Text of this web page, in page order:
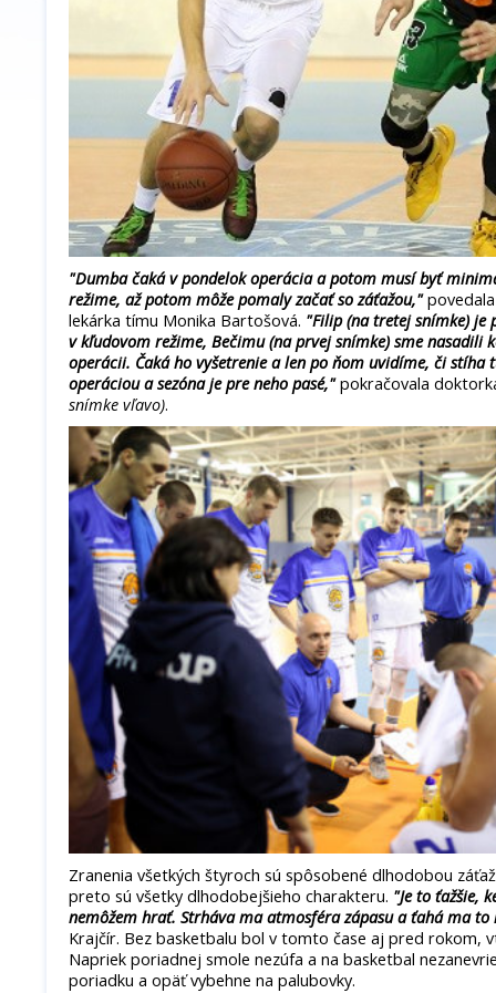
"Dumba čaká v pondelok operácia a potom musí byť
režime, až potom môže pomaly začať so záťažou,"
lekárka tímu Monika Bartošová. "Filip (na tretej snímke) je
v kľudovom režime, Bečimu (na prvej snímke) sme nasadili
operácii. Čaká ho vyšetrenie a len po ňom uvidíme, či stíha
operáciou a sezóna je pre neho pasé,"pokračovala
snímke vľavo).
Zranenia všetkých štyroch sú spôsobené dlhodobou
preto sú všetky dlhodobejšieho charakteru. "Je to ťažšie,
nemôžem hrať. Strháva ma atmosféra zápasu a ťahá ma to
Krajčír. Bez basketbalu bol v tomto čase aj pred rokom,
Napriek poriadnej smole nezúfa a na basketbal
poriadku a opäť vybehne na palubovky.